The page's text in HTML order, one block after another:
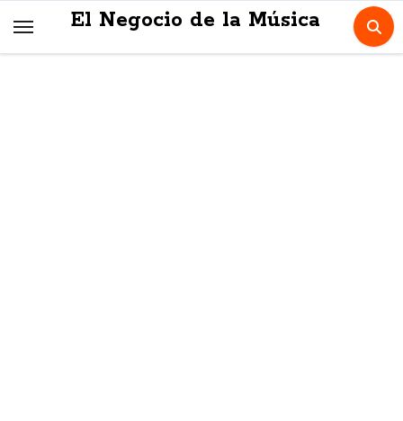
El Negocio de la Música